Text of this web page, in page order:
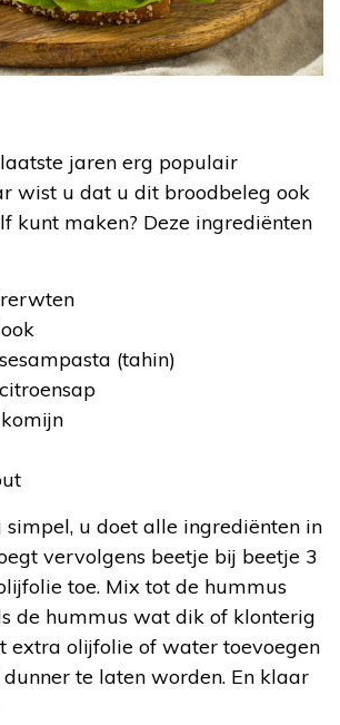
jaren erg populair
wist u dat u dit broodbeleg ook
kunt maken? Deze ingrediënten
(tahin)
simpel, u doet alle ingrediënten in
vervolgens beetje bij beetje 3
toe. Mix tot de hummus
de hummus wat dik of klonterig
extra olijfolie of water toevoegen
te laten worden. En klaar